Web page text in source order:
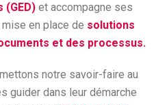
(GED) et accompagne ses
en place de solutions
et des processus.
notre savoir-faire au
guider dans leur démarche